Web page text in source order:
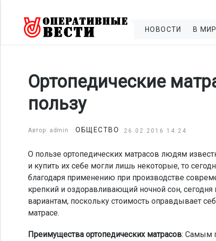
НОВОСТИ В
Ортопедические
пользу
Автор: admin ОБЩЕСТВО 26.02.2016 14:24
О пользе ортопедических матрасов людям
и купить их себе могли лишь некоторые, то
благодаря применению при производстве
крепкий и оздоравливающий ночной сон, сегодня
вариантам, поскольку стоимость оправдывает
матрасе.
Преимущества ортопедических матрасов: Самым